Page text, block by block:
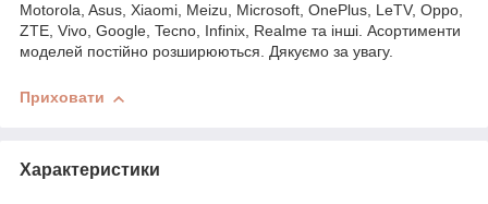
Motorola, Asus, Xiaomi, Meizu, Microsoft, OnePlus, LeTV, Oppo,
ZTE, Vivo, Google, Tecno, Infinix, Realme та інші. Асортименти
моделей постійно розширюються. Дякуємо за увагу.
Приховати
Характеристики